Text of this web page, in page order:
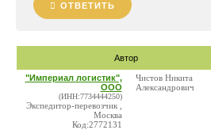
ОТВЕТИТЬ
Автор
"Империал логистик",
ООО
(ИНН:7734444250)
Экспедитор-перевозчик ,
Москва
Код:2772131
Чистов Никита
Александрович